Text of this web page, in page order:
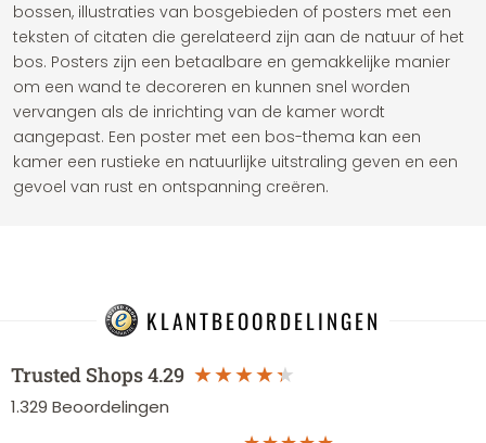
bossen, illustraties van bosgebieden of posters met een
teksten of citaten die gerelateerd zijn aan de natuur of het
bos. Posters zijn een betaalbare en gemakkelijke manier
om een wand te decoreren en kunnen snel worden
vervangen als de inrichting van de kamer wordt
aangepast. Een poster met een bos-thema kan een
kamer een rustieke en natuurlijke uitstraling geven en een
gevoel van rust en ontspanning creëren.
KLANTBEOORDELINGEN
Trusted Shops4.29
1.329 Beoordelingen